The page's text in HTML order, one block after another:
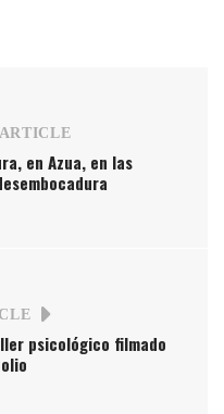
en Azua, en las
psicológico filmado